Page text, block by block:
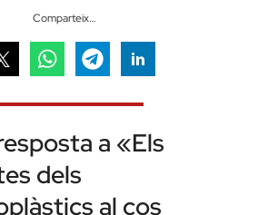
Comparteix…
a «Els
dels
al cos